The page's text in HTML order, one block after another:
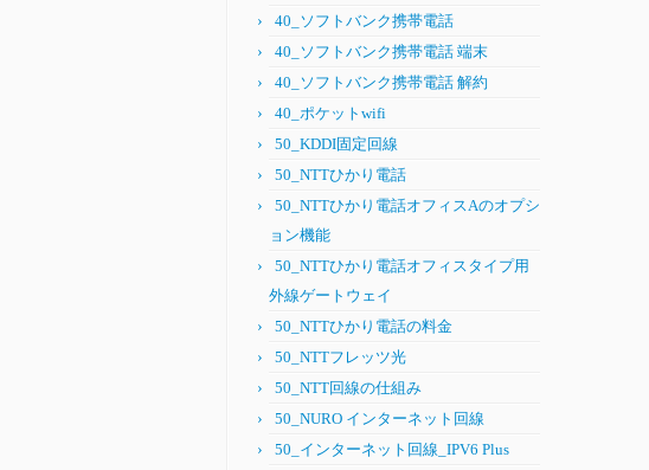
40_ソフトバンク携帯電話
40_ソフトバンク携帯電話 端末
40_ソフトバンク携帯電話 解約
40_ポケットwifi
50_KDDI固定回線
50_NTTひかり電話
50_NTTひかり電話オフィスAのオプシ
ョン機能
50_NTTひかり電話オフィスタイプ用
外線ゲートウェイ
50_NTTひかり電話の料金
50_NTTフレッツ光
50_NTT回線の仕組み
50_NURO インターネット回線
50_インターネット回線_IPV6 Plus